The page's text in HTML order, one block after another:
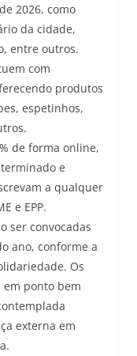
2026, como
da cidade,
entre outros.
com
produtos
espetinhos,
de forma online,
e
a qualquer
e EPP.
ser convocadas
ano, conforme a
Os
em ponto bem
externa em